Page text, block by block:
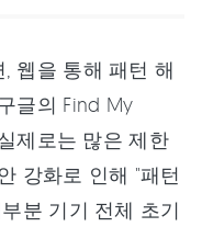
웹을 통해 패턴 해
글의 Find My
제로는 많은 제한
강화로 인해 "패턴
분 기기 전체 초기